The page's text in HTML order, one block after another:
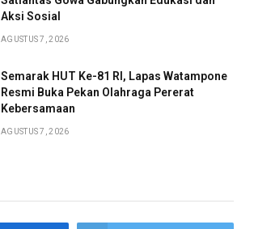
Aksi Sosial
AGUSTUS 7, 2026
Semarak HUT Ke-81 RI, Lapas Watampone
Resmi Buka Pekan Olahraga Pererat
Kebersamaan
AGUSTUS 7, 2026